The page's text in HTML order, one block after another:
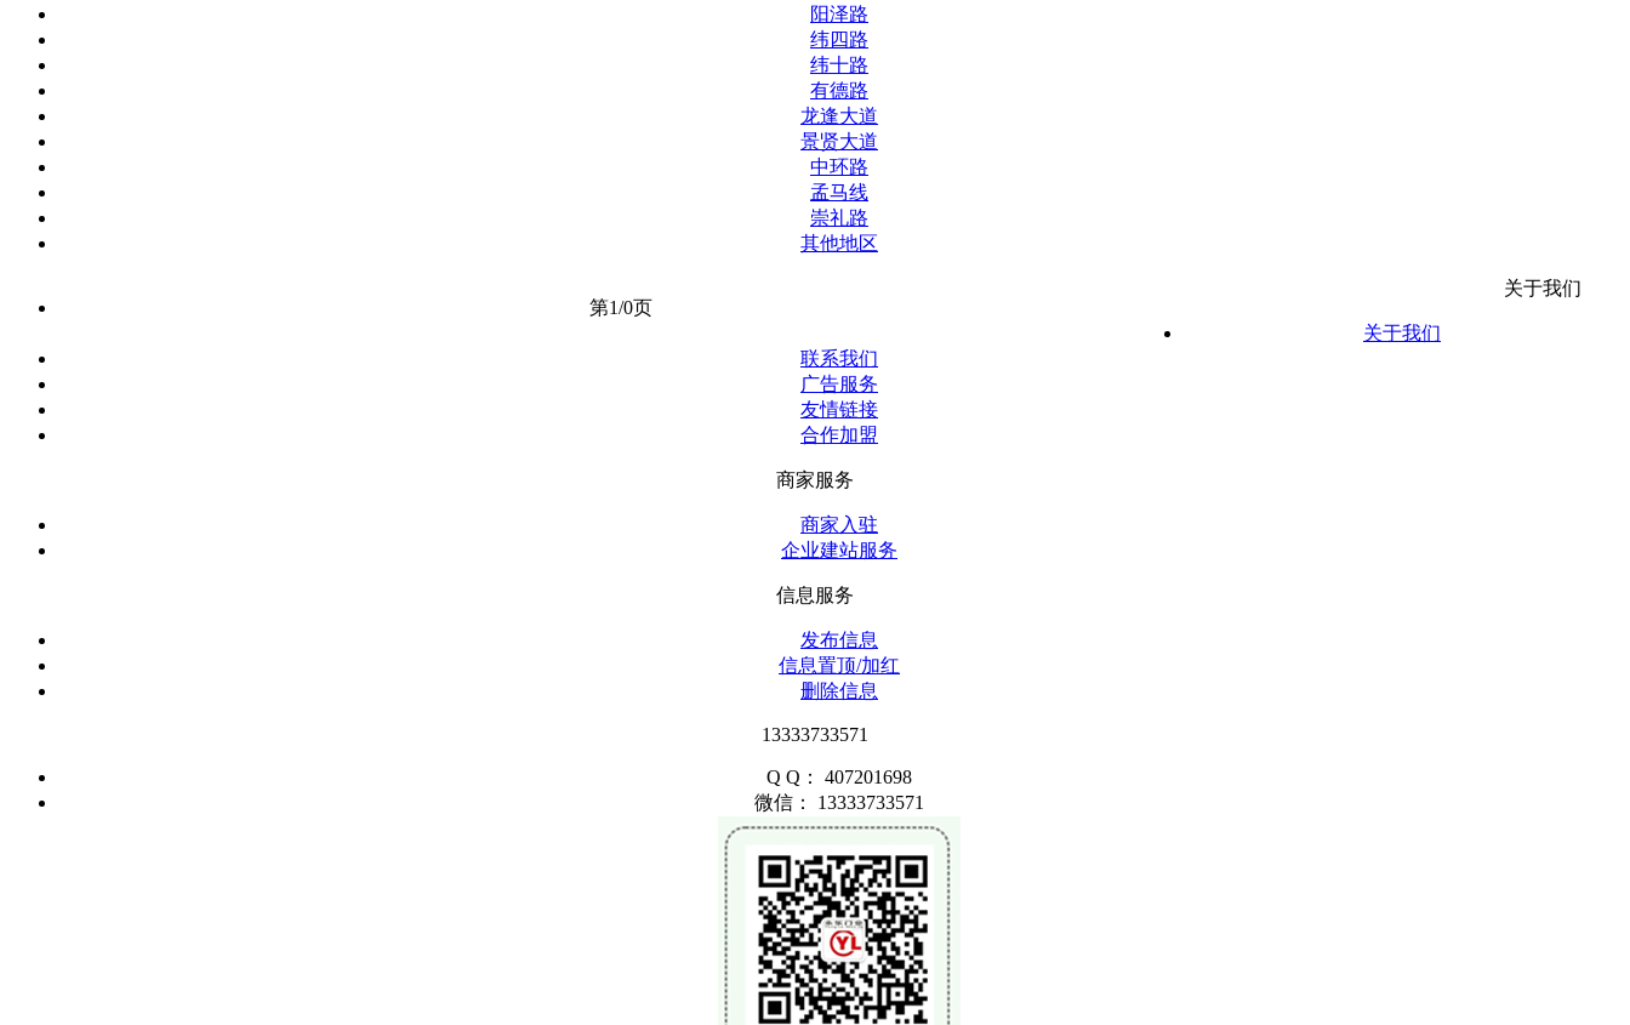
阳泽路
纬四路
纬十路
有德路
龙逢大道
景贤大道
中环路
孟马线
崇礼路
其他地区
第1/0页
关于我们
关于我们
联系我们
广告服务
友情链接
合作加盟
商家服务
商家入驻
企业建站服务
信息服务
发布信息
信息置顶/加红
删除信息
13333733571
Q Q： 407201698
微信： 13333733571